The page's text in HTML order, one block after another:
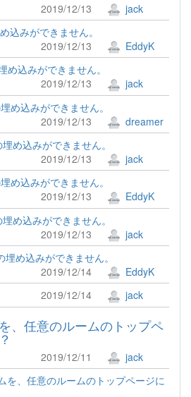
2019/12/13
jack
込みができません。
2019/12/13
EddyK
込みができません。
2019/12/13
jack
め込みができません。
2019/12/13
dreamer
め込みができません。
2019/12/13
jack
め込みができません。
2019/12/13
EddyK
め込みができません。
2019/12/13
jack
め込みができません。
2019/12/14
EddyK
2019/12/14 jack
、任意のルームのトップペ
2019/12/11
jack
を、任意のルームのトップページに